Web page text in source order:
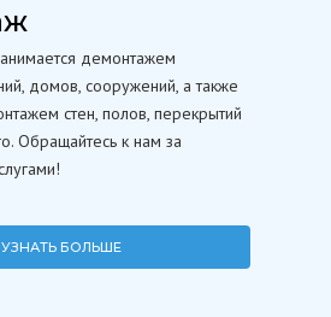
демонтажем
домов, сооружений, а также
стен, полов, перекрытий
Обращайтесь к нам за
УЗНАТЬ БОЛЬШЕ